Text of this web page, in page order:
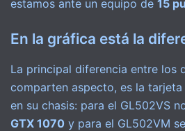
estamos ante un equipo de 15
En la gráfica está la
La principal diferencia entre los
comparten aspecto, es la
en su chasis: para el GL502VS
GTX 1070 y para el GL502VM